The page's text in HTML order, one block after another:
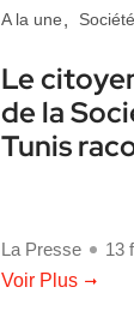
A la une Société
Le
de la
Tunis
La Presse
13
Voir Plus